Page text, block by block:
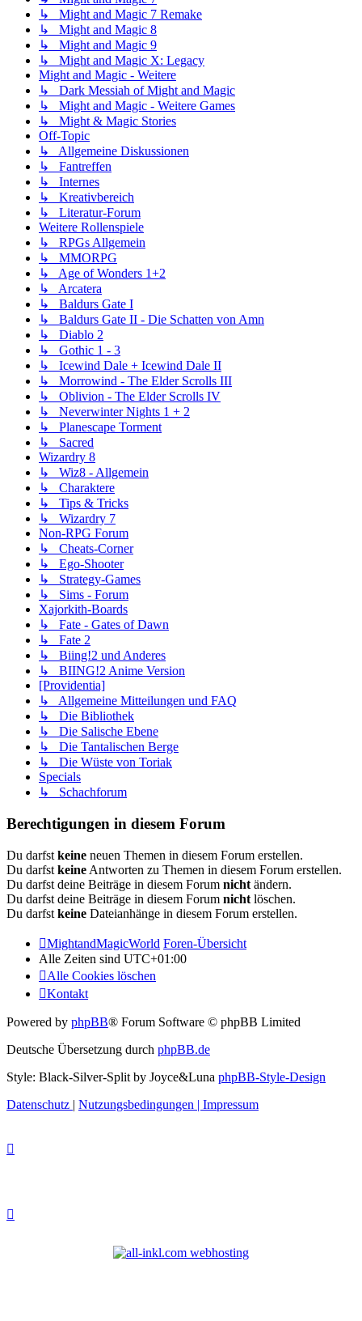
↳ Might and Magic 7 Remake
↳ Might and Magic 8
↳ Might and Magic 9
↳ Might and Magic X: Legacy
Might and Magic - Weitere
↳ Dark Messiah of Might and Magic
↳ Might and Magic - Weitere Games
↳ Might & Magic Stories
Off-Topic
↳ Allgemeine Diskussionen
↳ Fantreffen
↳ Internes
↳ Kreativbereich
↳ Literatur-Forum
Weitere Rollenspiele
↳ RPGs Allgemein
↳ MMORPG
↳ Age of Wonders 1+2
↳ Arcatera
↳ Baldurs Gate I
↳ Baldurs Gate II - Die Schatten von Amn
↳ Diablo 2
↳ Gothic 1 - 3
↳ Icewind Dale + Icewind Dale II
↳ Morrowind - The Elder Scrolls III
↳ Oblivion - The Elder Scrolls IV
↳ Neverwinter Nights 1 + 2
↳ Planescape Torment
↳ Sacred
Wizardry 8
↳ Wiz8 - Allgemein
↳ Charaktere
↳ Tips & Tricks
↳ Wizardry 7
Non-RPG Forum
↳ Cheats-Corner
↳ Ego-Shooter
↳ Strategy-Games
↳ Sims - Forum
Xajorkith-Boards
↳ Fate - Gates of Dawn
↳ Fate 2
↳ Biing!2 und Anderes
↳ BIING!2 Anime Version
[Providentia]
↳ Allgemeine Mitteilungen und FAQ
↳ Die Bibliothek
↳ Die Salische Ebene
↳ Die Tantalischen Berge
↳ Die Wüste von Toriak
Specials
↳ Schachforum
Berechtigungen in diesem Forum
Du darfst keine neuen Themen in diesem Forum erstellen.
Du darfst keine Antworten zu Themen in diesem Forum erstellen.
Du darfst deine Beiträge in diesem Forum nicht ändern.
Du darfst deine Beiträge in diesem Forum nicht löschen.
Du darfst keine Dateianhänge in diesem Forum erstellen.
MightandMagicWorld Foren-Übersicht
Alle Zeiten sind UTC+01:00
Alle Cookies löschen
Kontakt
Powered by phpBB® Forum Software © phpBB Limited
Deutsche Übersetzung durch phpBB.de
Style: Black-Silver-Split by Joyce&Luna phpBB-Style-Design
Datenschutz | Nutzungsbedingungen | Impressum